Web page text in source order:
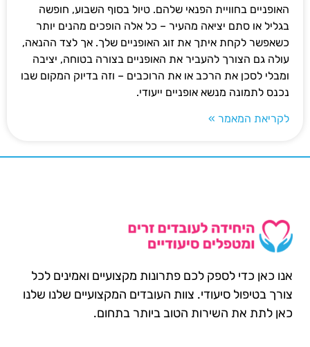
האופניים בחוויית הפנאי שלהם. טיול בסוף השבוע, חופשה
בגליל או סתם יציאה מהעיר – כל אלה הופכים מהנים יותר
כשאפשר לקחת איתך את זוג האופניים שלך. אך לצד ההנאה,
עולה גם הצורך להעביר את האופניים בצורה בטוחה, יציבה
ומבלי לסכן את הרכב או את הרוכבים – וזה בדיוק המקום שבו
נכנס לתמונה מנשא אופניים ייעודי.
לקריאת המאמר »
אנו כאן כדי לספק לכם פתרונות מקצועיים ואמינים לכל
צורך בטיפול סיעודי. צוות העובדים המקצועיים שלנו שלנו
כאן לתת את השירות הטוב ביותר בתחום.